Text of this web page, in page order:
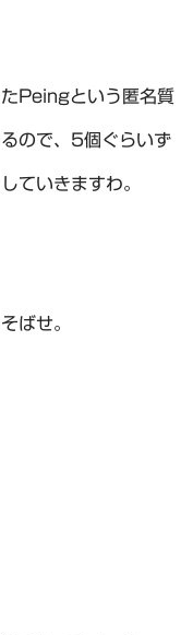
Peingという匿名質
ので、5個ぐらいず
ていきますわ。
ばせ。